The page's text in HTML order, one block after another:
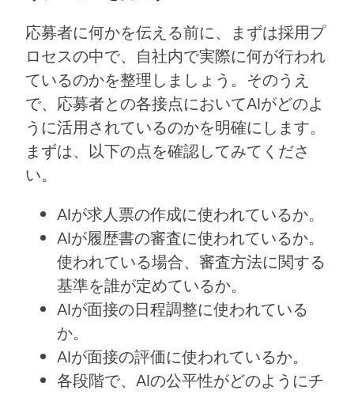
応募者に何かを伝える前に、まずは採用プ
ロセスの中で、自社内で実際に何が行われ
ているのかを整理しましょう。そのうえ
で、応募者との各接点においてAIがどのよ
うに活用されているのかを明確にします。
まずは、以下の点を確認してみてくださ
い。
AIが求人票の作成に使われているか。
AIが履歴書の審査に使われているか。
使われている場合、審査方法に関する
基準を誰が定めているか。
AIが面接の日程調整に使われている
か。
AIが面接の評価に使われているか。
各段階で、AIの公平性がどのようにチ